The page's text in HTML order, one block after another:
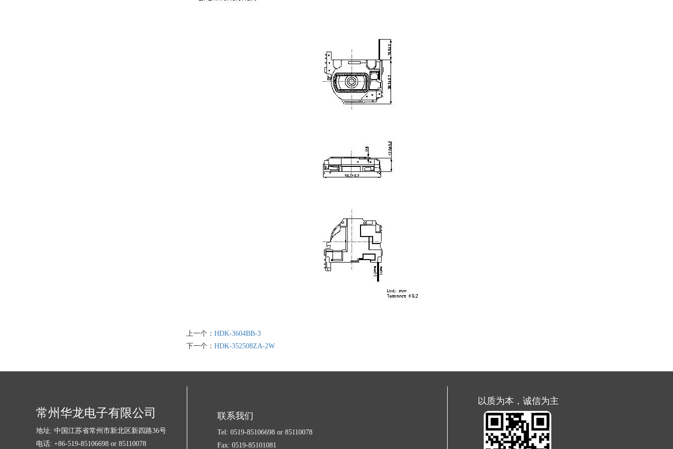
上一个： HDK-3604BB-3
下一个： HDK-352508ZA-2W
常州华龙电子有限公司
地址: 中国江苏省常州市新北区新四路36号
电话: +86-519-85106698 or 85110078
联系我们
Tel: 0519-85106698 or 85110078
Fax: 0519-85101081
以质为本，诚信为主